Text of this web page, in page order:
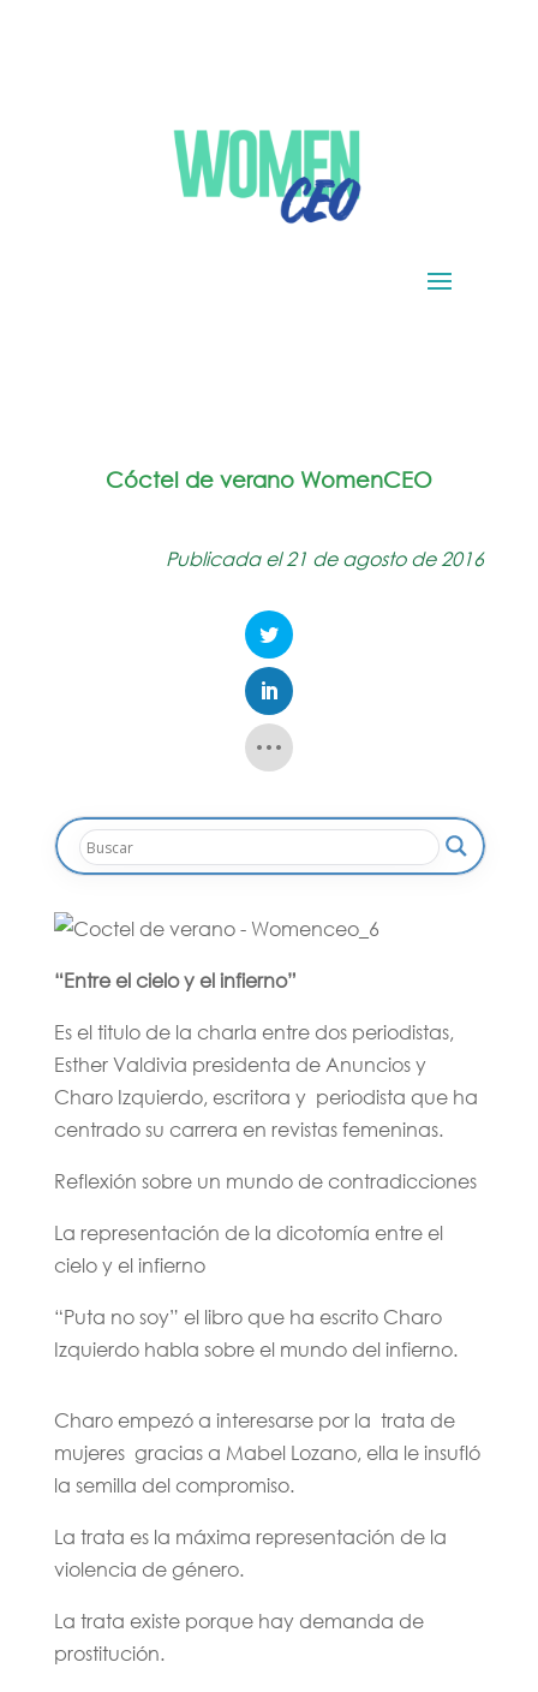
Cóctel de verano WomenCEO
Publicada el 21 de agosto de 2016
“Entre el cielo y el infierno”
Es el titulo de la charla entre dos periodistas,
Esther Valdivia presidenta de Anuncios y
Charo Izquierdo, escritora y periodista que ha
centrado su carrera en revistas femeninas.
Reflexión sobre un mundo de contradicciones
La representación de la dicotomía entre el
cielo y el infierno
“Puta no soy” el libro que ha escrito Charo
Izquierdo habla sobre el mundo del infierno.
Charo empezó a interesarse por la trata de
mujeres gracias a Mabel Lozano, ella le insufló
la semilla del compromiso.
La trata es la máxima representación de la
violencia de género.
La trata existe porque hay demanda de
prostitución.